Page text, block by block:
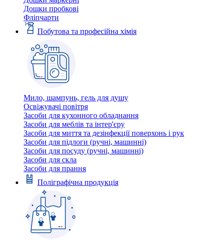
Дошки пробкові
Фліпчарти
Побутова та професійна хімія
Мило, шампунь, гель для душу
Освіжувачі повітря
Засоби для кухонного обладнання
Засоби для меблів та інтер'єру
Засоби для миття та дезінфекції поверхонь і рук
Засоби для підлоги (ручні, машинні)
Засоби для посуду (ручні, машинні)
Засоби для скла
Засоби для прання
Поліграфічна продукція